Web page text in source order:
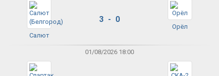
Салют
3 - 0
Орёл
01/08/2026 18:00